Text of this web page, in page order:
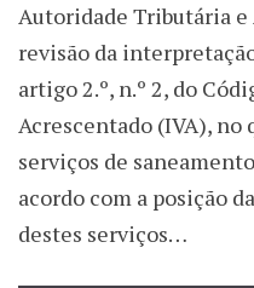
Autoridade Tributária
revisão da
artigo 2.º, n.º 2, do
Acrescentado (IVA), no
serviços de
acordo com a posição
destes serviços…